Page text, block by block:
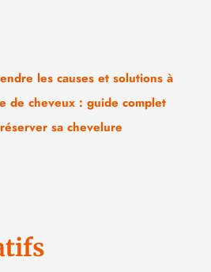
les causes et solutions à
de cheveux : guide complet
sa chevelure